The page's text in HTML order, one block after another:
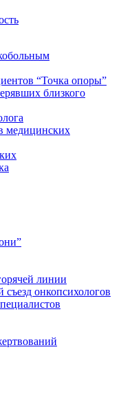
“Точка опоры”
близкого
медицинских
линии
онкопсихологов